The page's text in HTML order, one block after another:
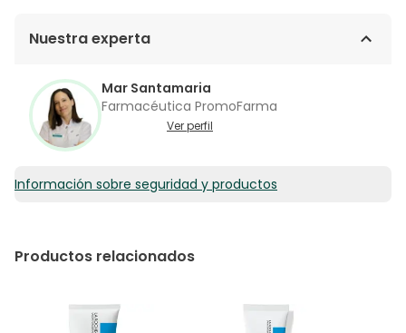
Nuestra experta
Mar Santamaria
Farmacéutica PromoFarma
Ver perfil
Información sobre seguridad y productos
Productos relacionados